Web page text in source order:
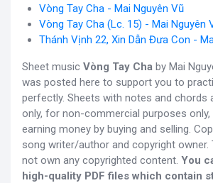
Vòng Tay Cha - Mai Nguyên Vũ
Vòng Tay Cha (Lc. 15) - Mai Nguyên
Thánh Vịnh 22, Xin Dẫn Đưa Con -
Sheet music Vòng Tay Cha by Mai
was posted here to support you to
perfectly. Sheets with notes and chords
only, for non-commercial purposes
earning money by buying and selling.
song writer/author and copyright owner.
not own any copyrighted content. You
high-quality PDF files which contain